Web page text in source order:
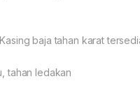
baja tahan karat
tahan ledakan